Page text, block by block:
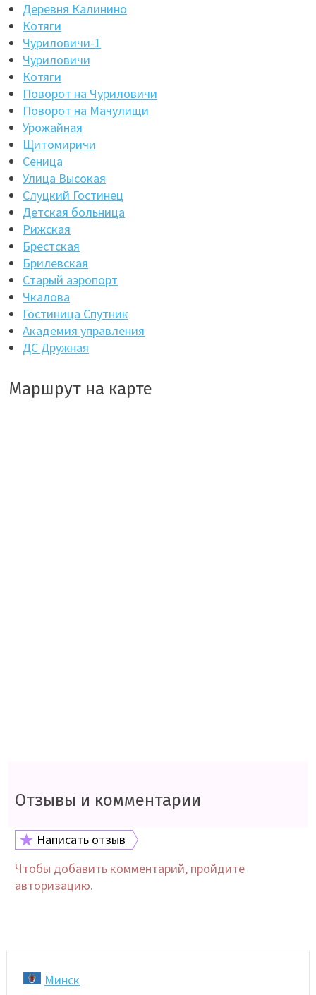
Деревня Калинино
Котяги
Чуриловичи-1
Чуриловичи
Котяги
Поворот на Чуриловичи
Поворот на Мачулищи
Урожайная
Щитомиричи
Сеница
Улица Высокая
Слуцкий Гостинец
Детская больница
Рижская
Брестская
Брилевская
Старый аэропорт
Чкалова
Гостиница Спутник
Академия управления
ДС Дружная
Маршрут на карте
Отзывы и комментарии
Написать отзыв
Чтобы добавить комментарий, пройдите
авторизацию.
Минск